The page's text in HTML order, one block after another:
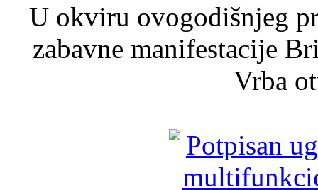
U okviru ovogodišnjeg
zabavne manifestacije
Vrba